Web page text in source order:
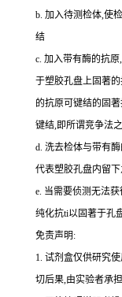
b. 加入待测检体,使
结
c. 加入带有酶的抗
于塑胶孔盘上固著的
的抗原可键结的固著
键结,即所谓竞争法之
d. 洗去检体与带有
代表塑胶孔盘内留下
e. 当需要侦测无法
纯化抗ti以固著于孔
免责声明:
1. 试剂盒仅供研究
切后果,由实验者承